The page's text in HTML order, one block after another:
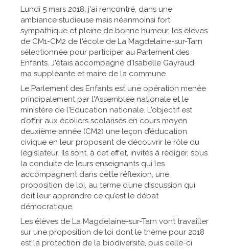
Lundi 5 mars 2018, j'ai rencontré, dans une
ambiance studieuse mais néanmoinsi fort
sympathique et pleine de bonne humeur, les élèves
de CM1-CM2 de l'école de La Magdelaine-sur-Tarn
sélectionnée pour participer au Parlement des
Enfants. J'étais accompagné d'Isabelle Gayraud,
ma suppléante et maire de la commune.
Le Parlement des Enfants est une opération menée
principalement par l'Assemblée nationale et le
ministère de l'Education nationale. L'objectif est
d’offrir aux écoliers scolarisés en cours moyen
deuxième année (CM2) une leçon d’éducation
civique en leur proposant de découvrir le rôle du
législateur. Ils sont, à cet effet, invités à rédiger, sous
la conduite de leurs enseignants qui les
accompagnent dans cette réflexion, une
proposition de loi, au terme d’une discussion qui
doit leur apprendre ce qu’est le débat
démocratique.
Les élèves de La Magdelaine-sur-Tarn vont travailler
sur une proposition de loi dont le thème pour 2018
est la protection de la biodiversité, puis celle-ci